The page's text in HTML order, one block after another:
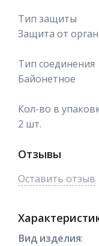
Тип защиты
Защита от
Тип соединения
Байонетное
Кол-во в
2 шт.
Отзывы
Оставить отзыв
Вид изделия: